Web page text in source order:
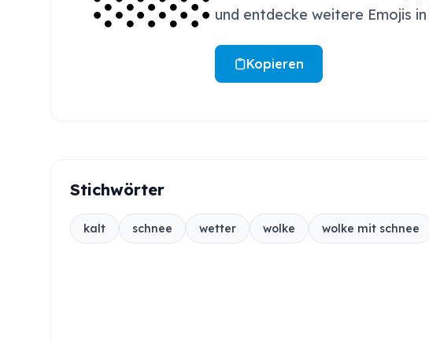
und entdecke weitere Emojis
Kopieren
Stichwörter
kalt schnee wetter wolke wolke mit schnee